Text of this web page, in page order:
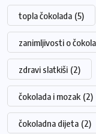
topla čokolada (5)
zanimljivosti o
zdravi slatkiši (2)
čokolada i mozak (2)
čokoladna dijeta (2)